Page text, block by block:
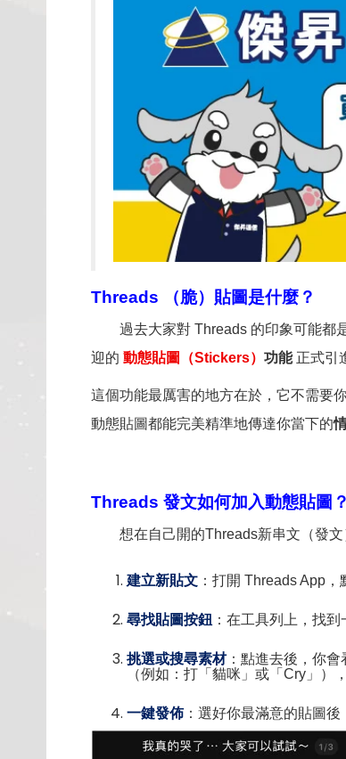
Threads （脆）貼圖是什麼？
過去大家對 Threads 的印象可能都是
迎的 動態貼圖（Stickers） 功能正式引
這個功能最厲害的地方在於，它不需要
動態貼圖都能完美精準地傳達你當下的
Threads 發文如何加入動態貼圖？
想在自己開的Threads新串文（發文
建立新貼文 ：打開 Threads App
尋找貼圖按鈕 ：在工具列上，找到
挑選或搜尋素材：點進去後，你會
（例如：打「貓咪」或「Cry」）
一鍵發佈：選好你最滿意的貼圖後